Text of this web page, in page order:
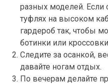
разных моделей. Если
туфлях на высоком
гардероб так, чтобы
ботинки или
Следите за осанкой,
давайте ногам отдых.
По вечерам делайте